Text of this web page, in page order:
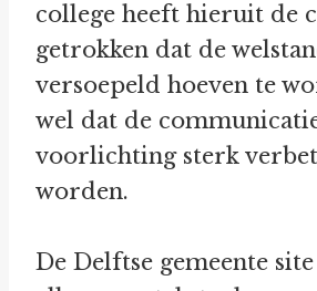
college heeft hieruit de
getrokken dat de
versoepeld hoeven te
wel dat de
voorlichting sterk
worden.
De Delftse gemeente